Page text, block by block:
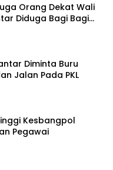
Orang Dekat Wali
Diduga Bagi Bagi
Diminta Buru
Jalan Pada PKL
Kesbangpol
Pegawai